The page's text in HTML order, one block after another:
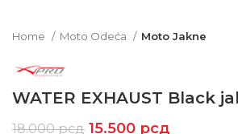
Home Moto Odeća Moto Jakne
WATER EXHAUST Black
18.000рсд 15.500 рсд